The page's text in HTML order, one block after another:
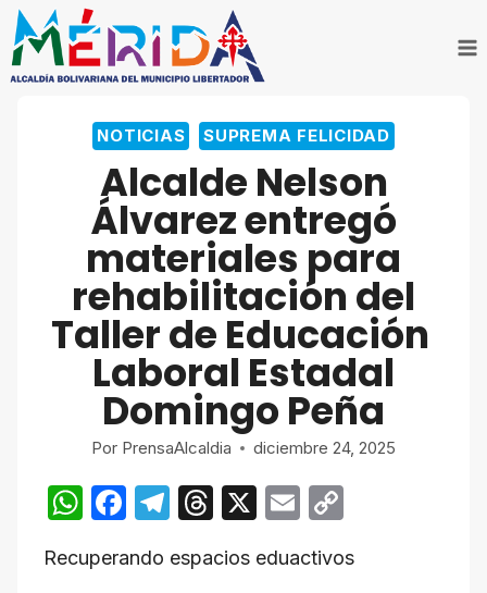
Saltar
contenido
NOTICIAS SUPREMA FELICIDAD
Alcalde Nelson
Álvarez entregó
materiales para
rehabilitación del
Taller de Educación
Laboral Estadal
Domingo Peña
Por PrensaAlcaldia diciembre 24, 2025
W
at
F
c
T
e
T
e
X
E
ail p
Recuperando espacios eduactivos